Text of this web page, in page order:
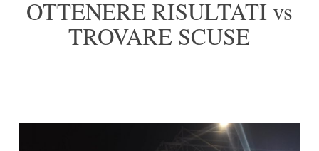
OTTENERE RISULTATI vs
TROVARE SCUSE